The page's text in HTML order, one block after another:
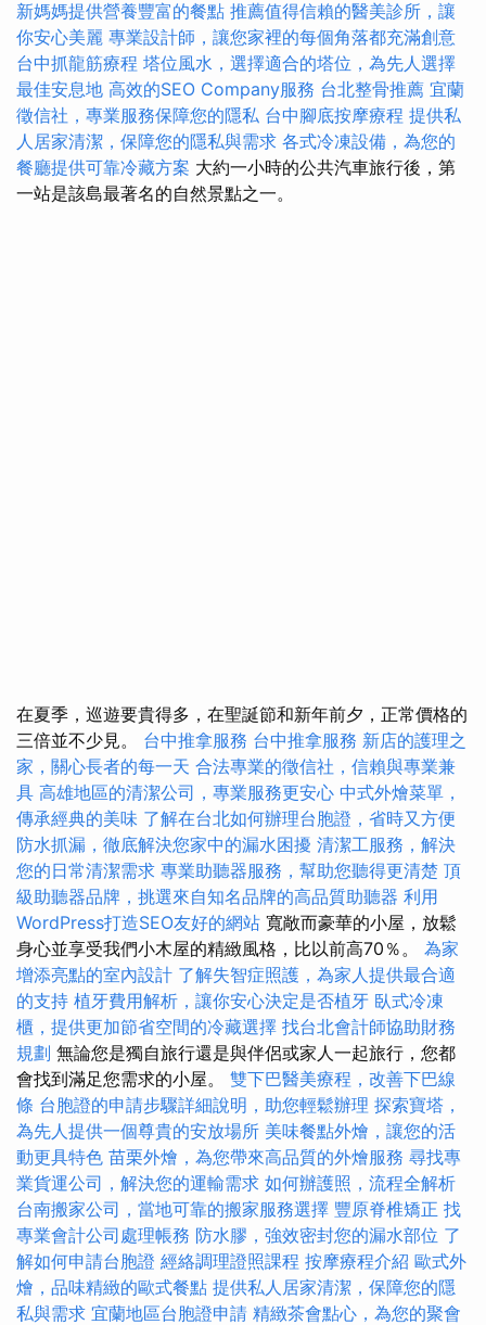
新媽媽提供營養豐富的餐點 推薦值得信賴的醫美診所，讓
你安心美麗 專業設計師，讓您家裡的每個角落都充滿創意
台中抓龍筋療程 塔位風水，選擇適合的塔位，為先人選擇
最佳安息地 高效的SEO Company服務 台北整骨推薦 宜蘭
徵信社，專業服務保障您的隱私 台中腳底按摩療程 提供私
人居家清潔，保障您的隱私與需求 各式冷凍設備，為您的
餐廳提供可靠冷藏方案 大約一小時的公共汽車旅行後，第
一站是該島最著名的自然景點之一。
在夏季，巡遊要貴得多，在聖誕節和新年前夕，正常價格的
三倍並不少見。 台中推拿服務 台中推拿服務 新店的護理之
家，關心長者的每一天 合法專業的徵信社，信賴與專業兼
具 高雄地區的清潔公司，專業服務更安心 中式外燴菜單，
傳承經典的美味 了解在台北如何辦理台胞證，省時又方便
防水抓漏，徹底解決您家中的漏水困擾 清潔工服務，解決
您的日常清潔需求 專業助聽器服務，幫助您聽得更清楚 頂
級助聽器品牌，挑選來自知名品牌的高品質助聽器 利用
WordPress打造SEO友好的網站 寬敞而豪華的小屋，放鬆
身心並享受我們小木屋的精緻風格，比以前高70％。 為家
增添亮點的室內設計 了解失智症照護，為家人提供最合適
的支持 植牙費用解析，讓你安心決定是否植牙 臥式冷凍
櫃，提供更加節省空間的冷藏選擇 找台北會計師協助財務
規劃 無論您是獨自旅行還是與伴侶或家人一起旅行，您都
會找到滿足您需求的小屋。 雙下巴醫美療程，改善下巴線
條 台胞證的申請步驟詳細說明，助您輕鬆辦理 探索寶塔，
為先人提供一個尊貴的安放場所 美味餐點外燴，讓您的活
動更具特色 苗栗外燴，為您帶來高品質的外燴服務 尋找專
業貨運公司，解決您的運輸需求 如何辦護照，流程全解析
台南搬家公司，當地可靠的搬家服務選擇 豐原脊椎矯正 找
專業會計公司處理帳務 防水膠，強效密封您的漏水部位 了
解如何申請台胞證 經絡調理證照課程 按摩療程介紹 歐式外
燴，品味精緻的歐式餐點 提供私人居家清潔，保障您的隱
私與需求 宜蘭地區台胞證申請 精緻茶會點心，為您的聚會